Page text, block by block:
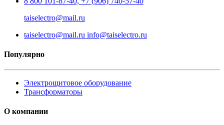
taiselectro@mail.ru
taiselectro@mail.ru info@taiselectro.ru
Популярно
Электрощитовое оборудование
Трансформаторы
О компании